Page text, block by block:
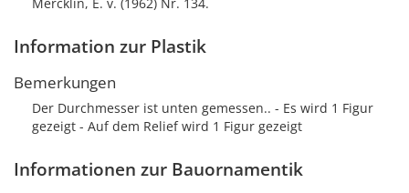
Information zur Plastik
Bemerkungen
Der Durchmesser ist unten gemessen.. - Es wird 1 Figur
gezeigt - Auf dem Relief wird 1 Figur gezeigt
Informationen zur Bauornamentik